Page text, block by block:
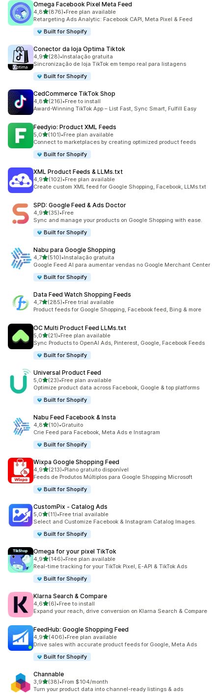
Omega Facebook Pixel Meta Feed
4,8de 5 estrelas
(876)
876 total de avaliações
•Free plan available
Retargeting Ads Analytic: Facebook CAPI, Meta Pixel & Feed
Built for Shopify
Conector da loja Optima Tiktok
4,9de 5 estrelas
(28)
28 total de avaliações
•Instalação gratuita
Sincronização de loja TikTok em tempo real para listagens
Built for Shopify
CedCommerce TikTok Shop
4,8de 5 estrelas
(216)
216 total de avaliações
•Free to install
Award-Winning TikTok App – List Fast, Sync Smart, Fulfill Easy
Feedyio: Product XML Feeds
5,0de 5 estrelas
(101)
101 total de avaliações
•Free plan available
Connect to marketplaces by creating optimized product feeds
Built for Shopify
XML Product Feeds & LLMs.txt
4,9de 5 estrelas
(102)
102 total de avaliações
•Free plan available
Create custom XML feed for Google Shopping, Facebook, LLMs.txt
SPD: Google Feed & Ads Doctor
4,9de 5 estrelas
(35)
35 total de avaliações
•Free
Sync and manage your products on Google Shopping with ease.
Built for Shopify
Nabu para Google Shopping
4,7de 5 estrelas
(510)
510 total de avaliações
•Instalação gratuita
Google Feed AI para aumentar vendas no Google Merchant Center
Built for Shopify
Data Feed Watch Shopping Feeds
4,7de 5 estrelas
(285)
285 total de avaliações
•Free trial available
Product feeds for Google Shopping, Facebook feed, Bing & more
OC Multi Product Feed LLMs.txt
5,0de 5 estrelas
(21)
21 total de avaliações
•Free plan available
Sync Products to OpenAI Ads, Pinterest, Google, Facebook Feeds
Built for Shopify
Universal Product Feed
5,0de 5 estrelas
(23)
23 total de avaliações
•Free plan available
Optimize product data across Facebook, Google & top platforms
Built for Shopify
Nabu Feed Facebook & Insta
4,8de 5 estrelas
(10)
10 total de avaliações
•Gratuito
Crie Feed para Facebook, Meta Ads e Instagram
Built for Shopify
Wixpa Google Shopping Feed
4,9de 5 estrelas
(213)
213 total de avaliações
•Plano gratuito disponível
Feeds de Produtos Múltiplos para Google Shopping Microsoft
Built for Shopify
CustomPix ‑ Catalog Ads
5,0de 5 estrelas
(11)
11 total de avaliações
•Free trial available
Select and Customize Facebook & Instagram Catalog Images.
Built for Shopify
Omega for your pixel TikTok
4,9de 5 estrelas
(146)
146 total de avaliações
•Free plan available
Real-time tracking for your TikTok Pixel, E-API & TikTok Ads
Built for Shopify
Klarna Search & Compare
4,6de 5 estrelas
(6)
6 total de avaliações
•Free to install
Expand your reach, drive conversion on Klarna Search & Compare
FeedHub: Google Shopping Feed
4,9de 5 estrelas
(406)
406 total de avaliações
•Free plan available
Drive sales with accurate product feeds for Google, Meta Ads
Built for Shopify
Channable
3,9de 5 estrelas
(38)
38 total de avaliações
•From $104/month
Turn your product data into channel-ready listings & ads